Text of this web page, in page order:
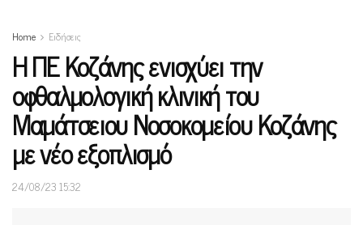
Home Ειδήσεις
Η ΠΕ Κοζάνης ενισχύει την
οφθαλμολογική κλινική του
Μαμάτσειου Νοσοκομείου Κοζάνης
με νέο εξοπλισμό
24/08/23 15:32